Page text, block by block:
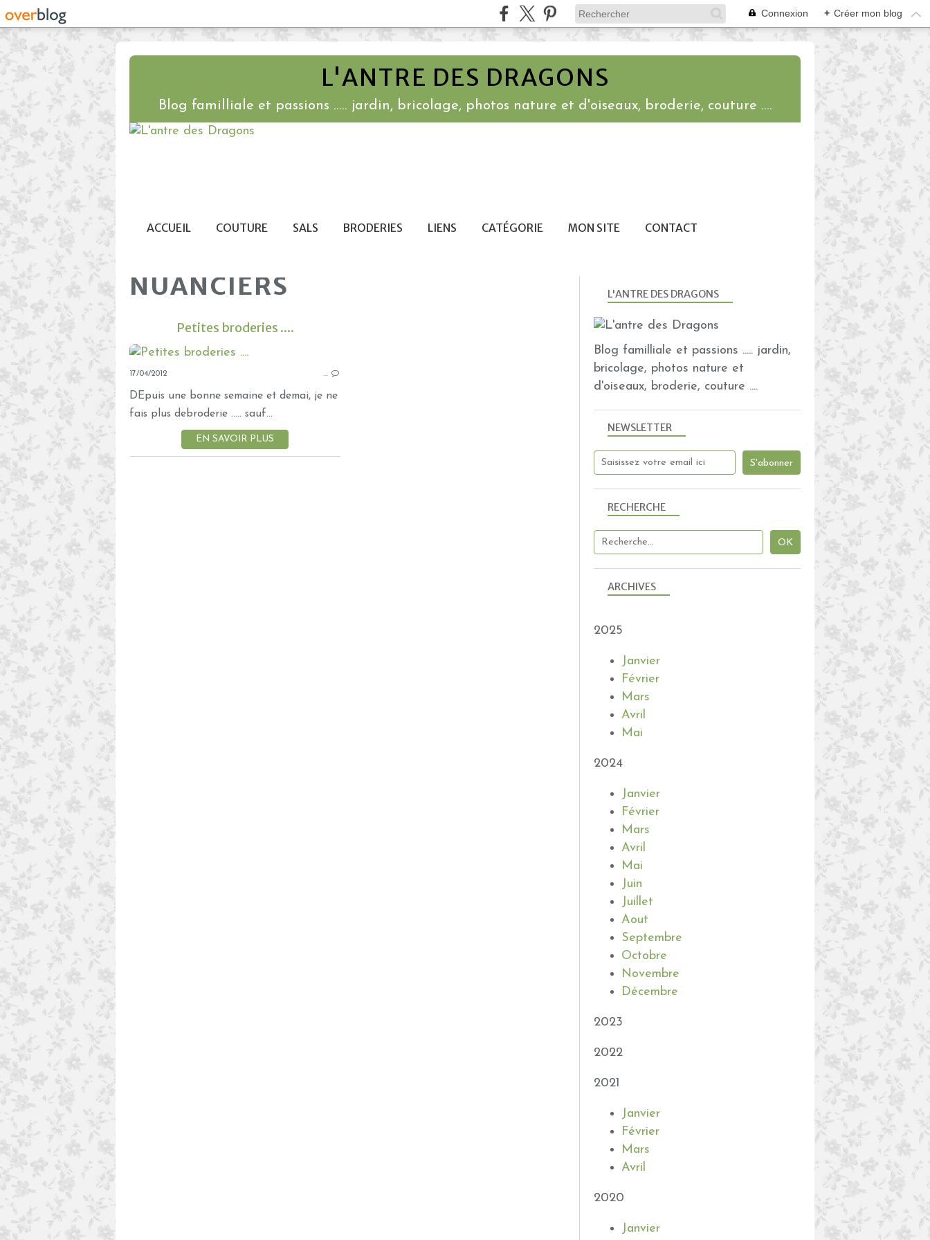
Connexion + Créer mon blog
L'ANTRE DES DRAGONS
Blog familliale et passions ..... jardin, bricolage, photos nature et d'oiseaux, broderie, couture ....
ACCUEIL COUTURE SALS BRODERIES LIENS CATÉGORIE MON SITE CONTACT
NUANCIERS
Petites broderies ....
17/04/2012 …
DEpuis une bonne semaine et demai, je ne
fais plus debroderie ..... sauf...
EN SAVOIR PLUS
NEWSLETTER
RECHERCHE
L'ANTRE DES DRAGONS
Blog familliale et passions ..... jardin,
bricolage, photos nature et
d'oiseaux, broderie, couture ....
ARCHIVES
2025
Janvier
Février
Mars
Avril
Mai
2024
Janvier
Février
Mars
Avril
Mai
Juin
Juillet
Aout
Septembre
Octobre
Novembre
Décembre
2023
2022
2021
Janvier
Février
Mars
Avril
2020
Janvier